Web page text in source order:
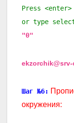
Press
or type
"0"
Шаг №6:
окружения: